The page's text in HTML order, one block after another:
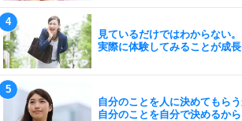
見ているだけではわからない。
実際に体験してみることが成長
自分のことを人に決めてもら
自分のことを自分で決めるから